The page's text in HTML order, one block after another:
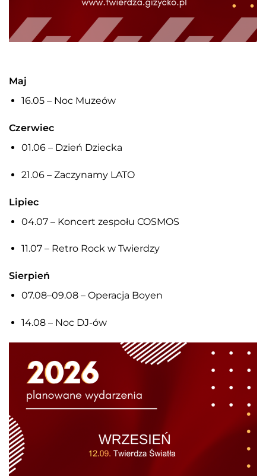
Maj
16.05 – Noc Muzeów
Czerwiec
01.06 – Dzień Dziecka
21.06 – Zaczynamy LATO
Lipiec
04.07 – Koncert zespołu COSMOS
11.07 – Retro Rock w Twierdzy
Sierpień
07.08–09.08 – Operacja Boyen
14.08 – Noc DJ-ów